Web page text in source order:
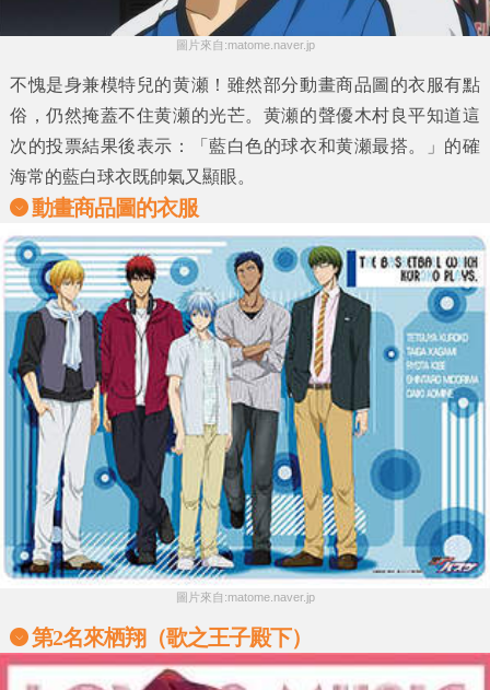
圖片來自:matome.naver.jp
不愧是身兼模特兒的黄瀬！雖然部分動畫商品圖的衣服有點
俗，仍然掩蓋不住黄瀬的光芒。黄瀬的聲優木村良平知道這
次的投票結果後表示：「藍白色的球衣和黄瀬最搭。」的確
海常的藍白球衣既帥氣又顯眼。
動畫商品圖的衣服
圖片來自:matome.naver.jp
第2名來栖翔（歌之王子殿下）